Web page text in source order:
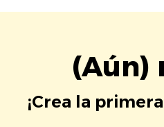
(Aún)
¡Crea la